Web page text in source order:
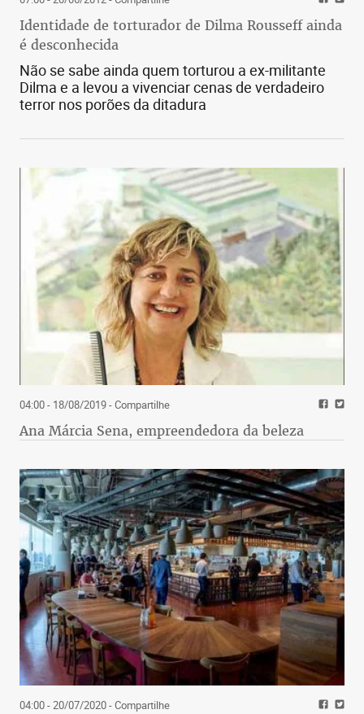
Identidade de torturador de Dilma Rousseff ainda
é desconhecida
Não se sabe ainda quem torturou a ex-militante
Dilma e a levou a vivenciar cenas de verdadeiro
terror nos porões da ditadura
04:00 - 18/08/2019- Compartilhe
Ana Márcia Sena, empreendedora da beleza
04:00 - 20/07/2020- Compartilhe